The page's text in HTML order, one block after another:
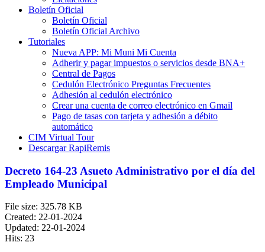
Boletín Oficial
Boletín Oficial
Boletín Oficial Archivo
Tutoriales
Nueva APP: Mi Muni Mi Cuenta
Adherir y pagar impuestos o servicios desde BNA+
Central de Pagos
Cedulón Electrónico Preguntas Frecuentes
Adhesión al cedulón electrónico
Crear una cuenta de correo electrónico en Gmail
Pago de tasas con tarjeta y adhesión a débito
automático
CIM Virtual Tour
Descargar RapiRemis
Decreto 164-23 Asueto Administrativo por el día del
Empleado Municipal
File size: 325.78 KB
Created: 22-01-2024
Updated: 22-01-2024
Hits: 23